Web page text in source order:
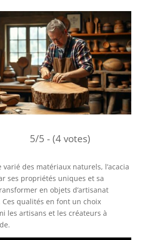
5/5 - (4 votes)
varié des matériaux naturels, l’acacia
ses propriétés uniques et sa
en objets d’artisanat
qualités en font un choix
les artisans et les créateurs à